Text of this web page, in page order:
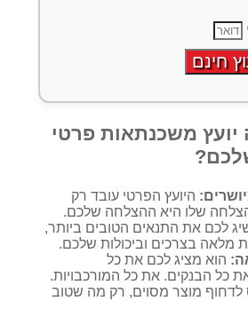
חינם
למה יועץ משכנתאות פרטי
היועץ הפרטי עובד רק
שלו היא ההצלחה שלכם.
לכם את התנאים הטובים ביותר,
מלאה בצרכים וביכולות שלכם.
הוא מציג לכם את כל
כל הבנקים. את כל המורכבויות.
לדחוף מוצר מסוים, רק מה שטוב